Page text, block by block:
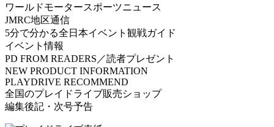
ワールドモータースポーツニュース
JMRC地区通信
5分で分かる全日本イベント観戦ガイド
イベント情報
PD FROM READERS／読者プレゼント
NEW PRODUCT INFORMATION
PLAYDRIVE RECOMMEND
全国のプレイドライブ販売ショップ
編集後記・次号予告